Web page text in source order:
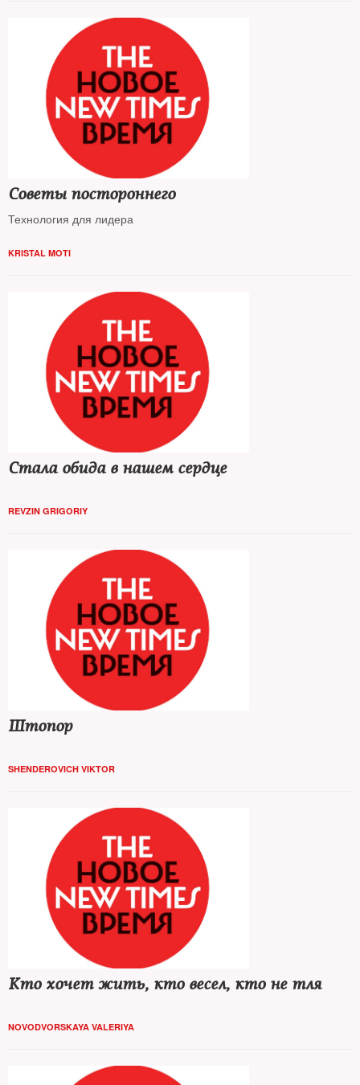
Советы постороннего
Технология для лидера
KRISTAL MOTI
Стала обида в нашем сердце
REVZIN GRIGORIY
Штопор
SHENDEROVICH VIKTOR
Кто хочет жить, кто весел, кто не тля
NOVODVORSKAYA VALERIYA